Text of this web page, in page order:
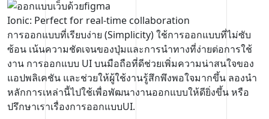
Ionic: Perfect for real-time collaboration
การออกแบบที่เรียบง่าย (Simplicity) ใช้การออกแบบที่ไม่ซับ
ซ้อน เน้นความชัดเจนของปุ่มและการนำทางที่ง่ายต่อการใช้
งาน การออกแบบ UI บนมือถือที่ดีช่วยเพิ่มความน่าสนใจของ
แอปพลิเคชัน และช่วยให้ผู้ใช้งานรู้สึกพึงพอใจมากขึ้น ลองนำ
หลักการเหล่านี้ไปใช้เพื่อพัฒนางานออกแบบให้ดียิ่งขึ้น หรือ
ปรึกษาเราเรื่องการออกแบบUI.